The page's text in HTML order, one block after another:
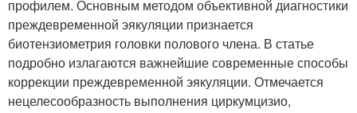
профилем. Основным методом объективной диагностики
преждевременной эякуляции признается
биотензиометрия головки полового члена. В статье
подробно излагаются важнейшие современные способы
коррекции преждевременной эякуляции. Отмечается
нецелесообразность выполнения циркумцизио,